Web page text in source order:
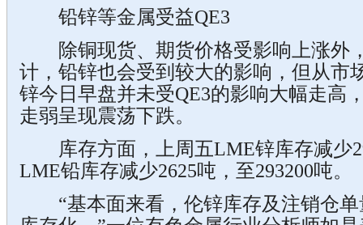
铅锌等金属受益QE3
除铜现货、期货价格受影响上涨外
计，铅锌也会受到较大的影响，但从市
锌今日早盘并未受QE3的影响大幅走高
走弱呈现震荡下跌。
库存方面，上周五LME锌库存减少
LME铅库存减少2625吨，至293200吨。
“基本面来看，伦锌库存及注销仓单